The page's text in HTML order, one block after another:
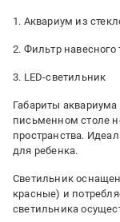
1. Аквариум из
2. Фильтр навесного
3. LED-светильник
Габариты
письменном столе
пространства.
для ребенка.
Светильник
красные) и
светильника